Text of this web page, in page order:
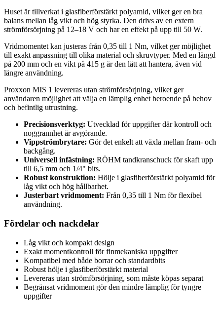
Huset är tillverkat i glasfiberförstärkt polyamid, vilket ger en bra
balans mellan låg vikt och hög styrka. Den drivs av en extern
strömförsörjning på 12–18 V och har en effekt på upp till 50 W.
Vridmomentet kan justeras från 0,35 till 1 Nm, vilket ger möjlighet
till exakt anpassning till olika material och skruvtyper. Med en längd
på 200 mm och en vikt på 415 g är den lätt att hantera, även vid
längre användning.
Proxxon MIS 1 levereras utan strömförsörjning, vilket ger
användaren möjlighet att välja en lämplig enhet beroende på behov
och befintlig utrustning.
Precisionsverktyg: Utvecklad för uppgifter där kontroll och
noggrannhet är avgörande.
Vippströmbrytare: Gör det enkelt att växla mellan fram- och
backgång.
Universell infästning: RÖHM tandkranschuck för skaft upp
till 6,5 mm och 1/4" bits.
Robust konstruktion: Hölje i glasfiberförstärkt polyamid för
låg vikt och hög hållbarhet.
Justerbart vridmoment: Från 0,35 till 1 Nm för flexibel
användning.
Fördelar och nackdelar
Låg vikt och kompakt design
Exakt momentkontroll för finmekaniska uppgifter
Kompatibel med både borrar och standardbits
Robust hölje i glasfiberförstärkt material
Levereras utan strömförsörjning, som måste köpas separat
Begränsat vridmoment gör den mindre lämplig för tyngre
uppgifter